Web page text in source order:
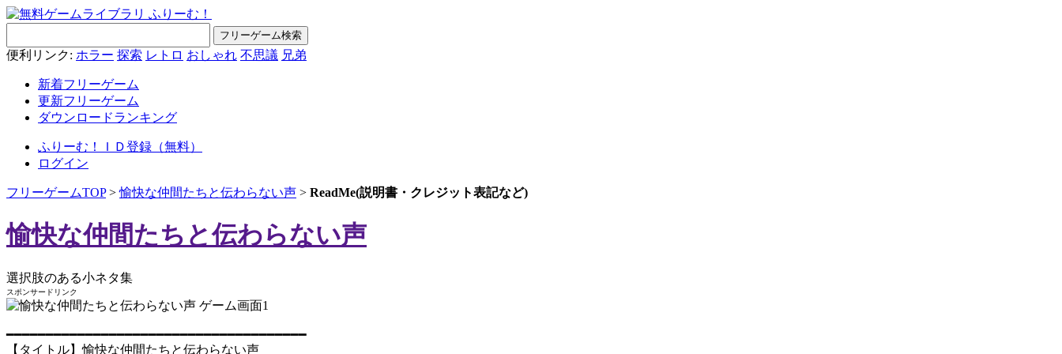
便利リンク: ホラー 探索 レトロ おしゃれ 不思議 兄弟
新着フリーゲーム
更新フリーゲーム
ダウンロードランキング
ふりーむ！ＩＤ登録（無料）
ログイン
フリーゲームTOP>愉快な仲間たちと伝わらない声 > ReadMe(説明書・クレジット表記など)
愉快な仲間たちと伝わらない声
選択肢のある小ネタ集
スポンサードリンク
━━━━━━━━━━━━━━━━━━━━━━━━━━━━━━━━━━━━━━
【タイトル】愉快な仲間たちと伝わらない声